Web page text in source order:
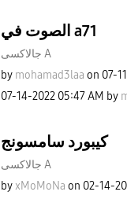
الصوت في a71
جالاكسى A
by mohamad3laa on ‎07-
‎07-14-2022 05:47 AM by
كيبورد سامسونج
جالاكسى A
by xMoMoNa on ‎02-14-